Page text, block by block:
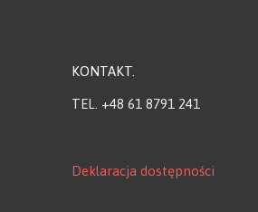
KONTAKT
TEL. +48 61 8791 241
Deklaracja dostępności